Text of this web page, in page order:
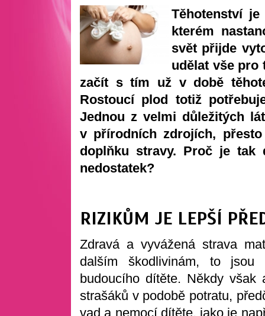
Těhotenství
kterém
svět přijde
udělat vše pro
začít s tím už v době
Rostoucí plod totiž
Jednou z velmi důležitých
v přírodních zdrojích,
doplňku stravy. Proč je tak
nedostatek?
RIZIKŮM JE LEPŠÍ
Zdravá a vyvážená strava
dalším škodlivinám, to jsou
budoucího dítěte. Někdy
strašáků v podobě potratu,
vad a nemocí dítěte, jako je